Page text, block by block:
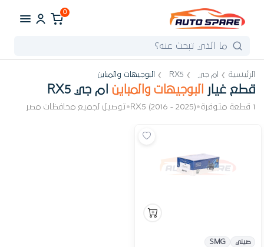
0
الرئيسية ام جي RX5 البوجيهات والمباين
قطع غيار البوجيهات والمباين ام جي RX5
1 قطعة متوفرة •
RX5 (2016 - 2025)
•توصيل لجميع محافظات مصر
صيني SMG